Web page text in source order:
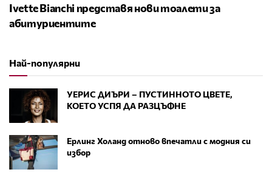
Ivette Bianchi представя нови тоалети за
абитуриентите
Най-популярни
УЕРИС ДИЪРИ – ПУСТИННОТО ЦВЕТЕ,
КОЕТО УСПЯ ДА РАЗЦЪФНЕ
Ерлинг Холанд отново впечатли с модния си
избор